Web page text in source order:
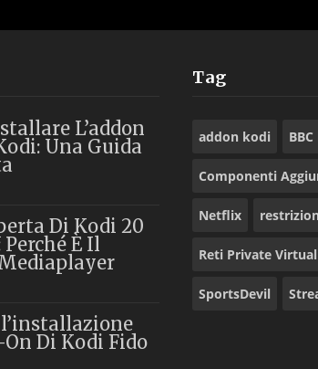
L’addon
Una Guida
Di Kodi 20
Perché È Il
On Di Kodi Fido
Tag
addon kodi
Componenti
Netflix
Reti Private
SportsDevil